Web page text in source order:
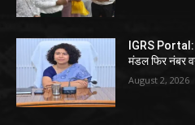
IGRS Portal:
मंडल फिर नंबर
August 2, 2026